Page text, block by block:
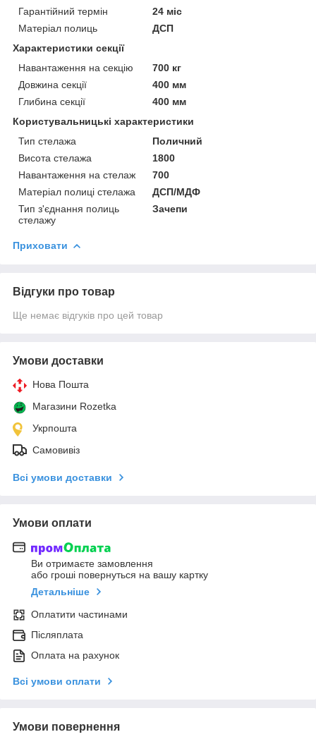
Гарантійний термін
24 міс
Матеріал полиць
ДСП
Характеристики секції
Навантаження на секцію
700 кг
Довжина секції
400 мм
Глибина секції
400 мм
Користувальницькі характеристики
Тип стелажа
Поличний
Висота стелажа
1800
Навантаження на стелаж
700
Матеріал полиці стелажа
ДСП/МДФ
Тип з'єднання полиць
стелажу
Зачепи
Приховати
Відгуки про товар
Ще немає відгуків про цей товар
Умови доставки
Нова Пошта
Магазини Rozetka
Укрпошта
Самовивіз
Всі умови доставки
Умови оплати
Ви отримаєте замовлення
або гроші повернуться на вашу картку
Детальніше
Оплатити частинами
Післяплата
Оплата на рахунок
Всі умови оплати
Умови повернення